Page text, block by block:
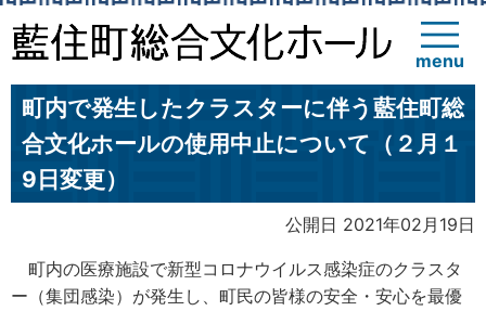
menu
町内で発生したクラスターに伴う藍住町総
合文化ホールの使用中止について（２月１
9日変更）
公開日 2021年02月19日
町内の医療施設で新型コロナウイルス感染症のクラスタ
ー（集団感染）が発生し、町民の皆様の安全・安心を最優